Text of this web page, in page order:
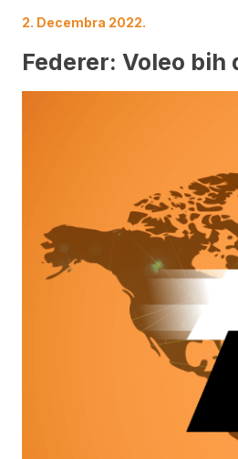
2. Decembra 2022.
Federer: Voleo